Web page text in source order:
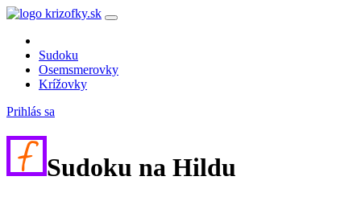
Sudoku
Osemsmerovky
Krížovky
Prihlás sa
Sudoku na Hildu